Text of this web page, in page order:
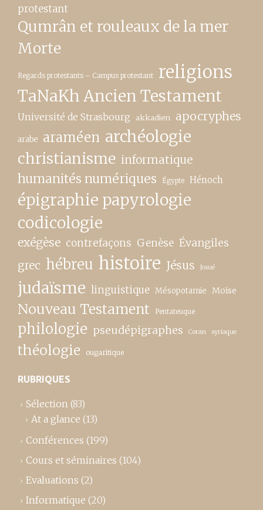
protestant
Qumrân et rouleaux de la mer
Morte
Regards protestants – Campus protestant religions
TaNaKh Ancien Testament
Université de Strasbourg akkadien apocryphes
arabe araméen archéologie
christianisme informatique
humanités numériques Égypte Hénoch
épigraphie papyrologie
codicologie
exégèse contrefaçons Genèse Évangiles
grec hébreu histoire Jésus Josué
judaïsme linguistique Mésopotamie Moïse
Nouveau Testament Pentateuque
philologie pseudépigraphes Coran syriaque
théologie ougaritique
RUBRIQUES
Sélection (83)
At a glance (13)
Conférences (199)
Cours et séminaires (104)
Evaluations (2)
Informatique (20)